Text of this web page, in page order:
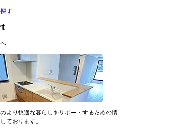
す
より快適な暮らしをサポートするための情
ております。